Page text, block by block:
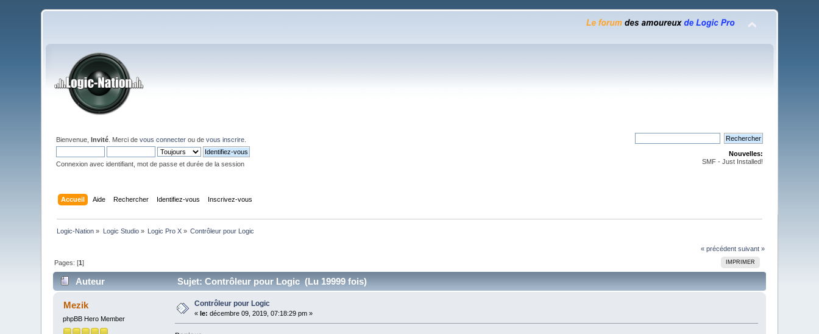
Bienvenue,Invité . Merci devous connecter ou devous inscrire
Connexion avec identifiant, mot de passe et durée de la session
Nouvelles:
SMF - Just Installed!
Accueil Aide Rechercher Identifiez-vous Inscrivez-vous
Logic-Nation » Logic Studio» Logic Pro X » Contrôleur pour Logic
« précédent suivant »
IMPRIMER
Pages: [1]
Auteur Sujet: Contrôleur pour Logic (Lu 19999 fois)
Mezik
phpBB Hero Member
Contrôleur pour Logic
« le: décembre 09, 2019, 07:18:29 pm »